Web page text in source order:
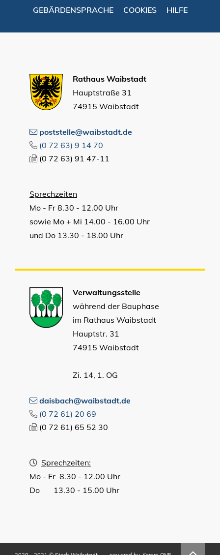
GEBÄRDENSPRACHE
COOKIES HILFE
Rathaus Waibstadt
Hauptstraße 31
74915 Waibstadt
poststelle@waibstadt.de
(0 72 63) 9 14 70
(0 72 63) 91 47-11
Sprechzeiten
Mo - Fr 8.30 - 12.00 Uhr
sowie Mo + Mi 14.00 - 16.00 Uhr
und Do 13.30 - 18.00 Uhr
Verwaltungsstelle
während der Bauphase
im Rathaus Waibstadt
Hauptstr. 31
74915 Waibstadt
Zi. 14, 1. OG
daisbach@waibstadt.de
(0 72 61) 20 69
(0 72 61) 65 52 30
Sprechzeiten:
Mo - Fr 8.30 - 12.00 Uhr
Do 13.30 - 15.00 Uhr